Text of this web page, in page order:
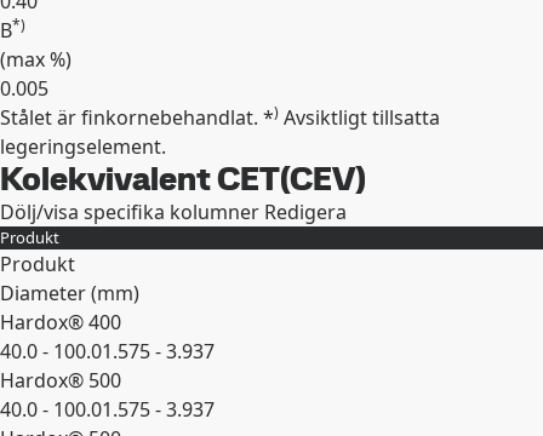
B*)
(max%)
0.005
Expandera
Stålet är finkornebehandlat. *) Avsiktligt tillsatta
legeringselement.
Kolekvivalent CET(CEV)
Dölj/visa specifika kolumner Redigera
Produkt
Produkt
Diameter (mm)
Hardox® 400
40.0 - 100.01.575 - 3.937
Hardox® 500
40.0 - 100.01.575 - 3.937